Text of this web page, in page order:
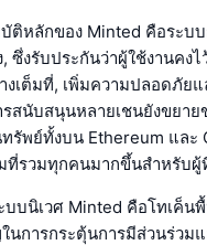
ติหลักของ Minted คือระบ
, ซึ่งรับประกันว่าผู้ใช้งานคง
งเต็มที่, เพิ่มความปลอดภัยแ
สนับสนุนหลายเชนยังขยาย
รัพย์ทั้งบน Ethereum และ
ที่รวมทุกคนมากขึ้นสำหรับผู้
บบนิเวศ Minted คือโทเค็น
การกระตุ้นการมีส่วนร่วม